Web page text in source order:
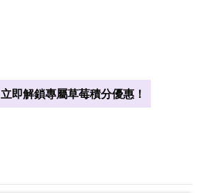
立即解鎖專屬草莓積分優惠！